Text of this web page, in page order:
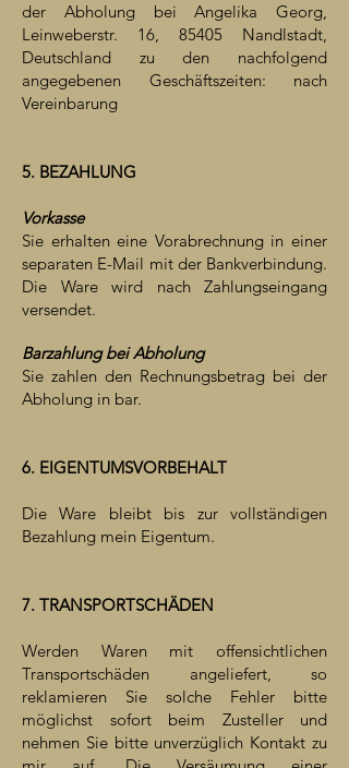
der Abholung bei Angelika Georg,
Leinweberstr. 16, 85405 Nandlstadt,
Deutschland zu den nachfolgend
angegebenen Geschäftszeiten: nach
Vereinbarung
5. BEZAHLUNG
Vorkasse
Sie erhalten eine Vorabrechnung in einer
separaten E-Mail mit der Bankverbindung.
Die Ware wird nach Zahlungseingang
versendet.
Barzahlung bei Abholung
Sie zahlen den Rechnungsbetrag bei der
Abholung in bar.
6. EIGENTUMSVORBEHALT
Die Ware bleibt bis zur vollständigen
Bezahlung mein Eigentum.
7. TRANSPORTSCHÄDEN
Werden Waren mit offensichtlichen
Transportschäden angeliefert, so
reklamieren Sie solche Fehler bitte
möglichst sofort beim Zusteller und
nehmen Sie bitte unverzüglich Kontakt zu